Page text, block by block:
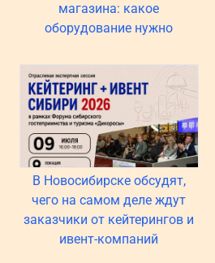
магазина: какое
оборудование нужно
В Новосибирске обсудят,
чего на самом деле ждут
заказчики от кейтерингов и
ивент-компаний